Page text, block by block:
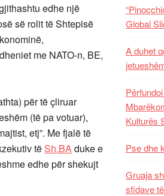
edhe një
së rolit të Shtepisë
me NATO-n, BE,
për të çliruar
(të pa votuar),
etj”. Me fjalë të
të Sh.BAduke e
edhe për shekujt
Global
A duhet
Kulturës
Pse dhe
Gruaja
sfidave